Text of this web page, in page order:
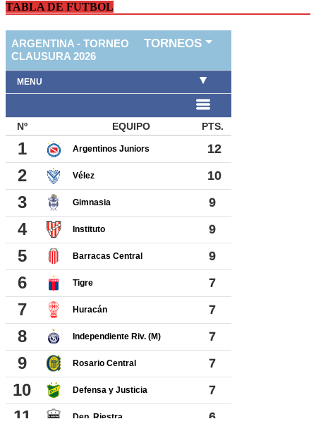
TABLA DE FUTBOL